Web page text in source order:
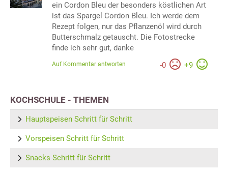
ein Cordon Bleu der besonders köstlichen Art
ist das Spargel Cordon Bleu. Ich werde dem
Rezept folgen, nur das Pflanzenöl wird durch
Butterschmalz getauscht. Die Fotostrecke
finde ich sehr gut, danke
-0 +9
Auf Kommentar antworten
KOCHSCHULE - THEMEN
Hauptspeisen Schritt für Schritt
Vorspeisen Schritt für Schritt
Snacks Schritt für Schritt